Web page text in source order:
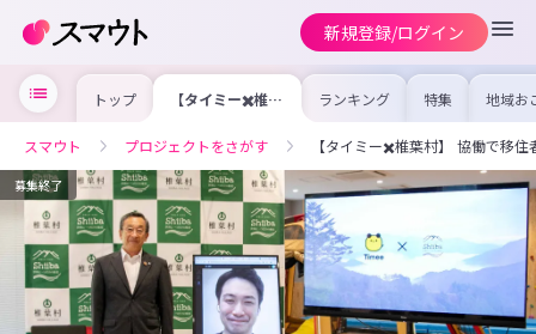
新規登録/ログイン
トップ 【タイミー✖️椎葉
村】 協働で移住
ランキング 特集 地域お
の求
を集め
事内容
を比較
合った
けよう
スマウト プロジェクトをさがす 【タイミー✖️椎葉村】 協働で移
募集終了